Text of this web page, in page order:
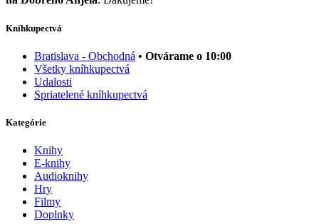
Kníhkupectvá
Bratislava - Obchodná • Otvárame o 10:00
Všetky kníhkupectvá
Udalosti
Spriatelené kníhkupectvá
Kategórie
Knihy
E-knihy
Audioknihy
Hry
Filmy
Doplnky